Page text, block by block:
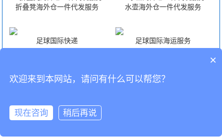
折叠凳海外仓一件代发服务 水壶海外仓一件代发服务
足球国际快递 足球国际海运服务
足球国际空运服务 足球FBA头程
CopyRight © 深圳市韬博供应链有限公司
×
欢迎来到本网站，请问有什么可以帮您？
现在咨询 稍后再说